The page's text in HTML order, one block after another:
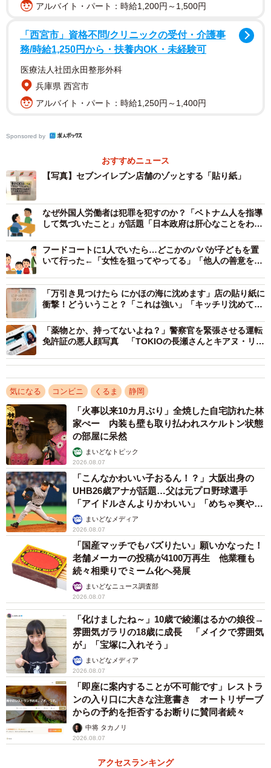
セブンイレブンの駐車場前の貼り紙に「え？コワッ…」
株式会社セブン＆アイ・ホールディングス 広報センターに
取材を行ったところ、当該店舗の貼り紙と内容については
本社も把握しているという。
「経緯としましては、お客様から店舗に対し、“貼り紙の内
容のような声がけがあった”と複数件のご相談をいただいた
ため、お客様に安心してご来店いただく目的で、当該店舗
の判断により貼り紙を掲出しておりました。現在はお客様
からのご相談を含めて事案は発生しておらず落ち着いてい
ることから、貼り紙は撤去しております」（株式会社セブ
ン＆アイ・ホールディングス 広報センター）
同様の「声がけ」から強盗事件になった、という
声も
「『当店は関与しません』じゃなく守ってくれる気満々
で、今日日（きょうび）見ない素敵なお店！」と、当該店
舗の姿勢を称賛する声も寄せられた。
また、今回の投稿に対して、「ウチの近所でも女が『駅ま
で乗せて』と勝手に車に乗り込み、降りたところで複数の
男が現れ、暴行されて金品を奪われた事件があった」とい
った声も寄せられた。「見知らぬ人物からの不審な声が
け」には十分な警戒が必要だ。
アルバイト・パート：時給1,200円～1,500円
「西宮市」資格不問/クリニックの受付・介護事
務/時給1,250円から・扶養内OK・未経験可
医療法人社団永田整形外科
兵庫県 西宮市
アルバイト・パート：時給1,250円～1,400円
Sponsored by
おすすめニュース
【写真】セブンイレブン店舗のゾッとする「貼り紙」
なぜ外国人労働者は犯罪を犯すのか？「ベトナム人を指導
して気づいたこと」が話題「日本政府は肝心なことをわか
フードコートに1人でいたら…どこかのパパが子どもを置
いて行った←「女性を狙ってやってる」「他人の善意を頼
「万引き見つけたら にかほの海に沈めます」店の貼り紙に
衝撃！どういうこと？「これは強い」「キッチリ沈めてく
「薬物とか、持ってないよね？」警察官を緊張させる運転
免許証の悪人顔写真 「TOKIOの長瀬さんとキアヌ・リー
気になる コンビニ くるま 静岡
「火事以来10カ月ぶり」全焼した自宅訪れた林
家ぺー 内装も壁も取り払われスケルトン状態
の部屋に呆然
まいどなトピック
2026.08.07
「こんなかわいい子おるん！？」大阪出身の
UHB26歳アナが話題…父は元プロ野球選手
「アイドルさんよりかわいい」「めちゃ爽や
か」まいどなメディア
2026.08.07
「国産マッチでもバズりたい」願いかなった！
老舗メーカーの投稿が4100万再生 他業種も
続々相乗りでミーム化へ発展
まいどなニュース調査部
2026.08.07
「化けましたね～」10歳で綾瀬はるかの娘役→
雰囲気ガラリの18歳に成長 「メイクで雰囲気
が」「宝塚に入れそう」
まいどなメディア
2026.08.07
「即座に案内することが不可能です」レストラ
ンの入り口に大きな注意書き オートリザーブ
からの予約を拒否するお断りに賛同者続々
中将 タカノリ
2026.08.07
アクセスランキング